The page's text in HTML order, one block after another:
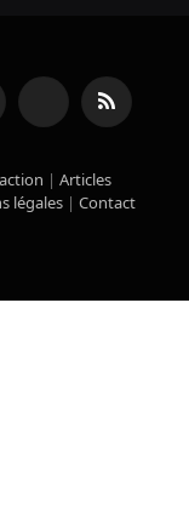
TikTok RSS
| Articles
légales | Contact